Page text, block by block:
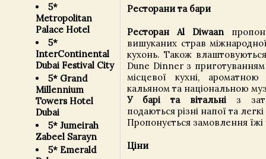
5*
Metropolitan
Palace Hotel
5*
InterContinental
Dubai Festival City
5* Grand
Millennium
Towers Hotel
Dubai
5* Jumeirah
Zabeel Sarayn
5* Emerald
Ресторани та бари
Ресторан Al Diwaan
вишуканих страв
кухонь. Також
Dune Dinner з
місцевої кухні,
кальяном та національною
У барі та вітальні з
подаються різні напої та
Пропонується замовлення
Ціни